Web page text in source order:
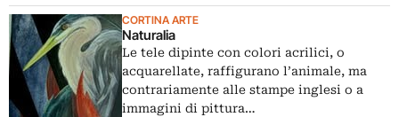
CORTINA ARTE
Naturalia
Le tele dipinte con colori acrilici, o
acquarellate, raffigurano l’animale, ma
contrariamente alle stampe inglesi o a
immagini di pittura…